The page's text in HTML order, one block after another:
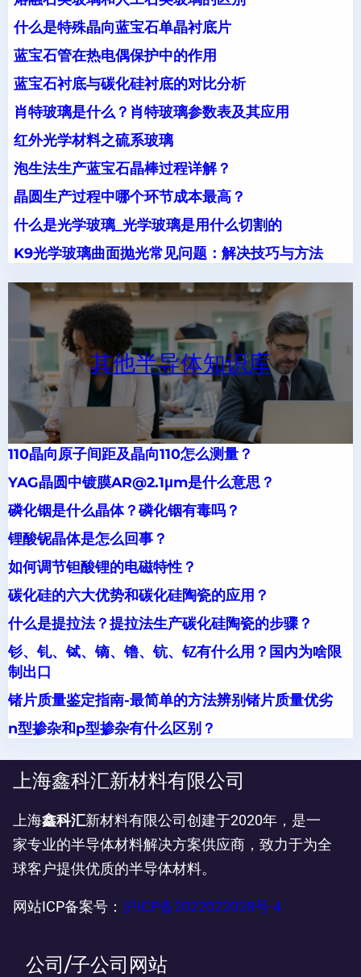
什么是特殊晶向蓝宝石单晶衬底片
蓝宝石管在热电偶保护中的作用
蓝宝石衬底与碳化硅衬底的对比分析
肖特玻璃是什么？肖特玻璃参数表及其应用
红外光学材料之硫系玻璃
泡生法生产蓝宝石晶棒过程详解？
晶圆生产过程中哪个环节成本最高？
什么是光学玻璃_光学玻璃是用什么切割的
K9光学玻璃曲面抛光常见问题：解决技巧与方法
其他半导体知识库
110晶向原子间距及晶向110怎么测量？
YAG晶圆中镀膜AR@2.1μm是什么意思？
磷化铟是什么晶体？磷化铟有毒吗？
锂酸铌晶体是怎么回事？
如何调节钽酸锂的电磁特性？
碳化硅的六大优势和碳化硅陶瓷的应用？
什么是提拉法？提拉法生产碳化硅陶瓷的步骤？
钐、钆、铽、镝、镥、钪、钇有什么用？国内为啥限
制出口
锗片质量鉴定指南-最简单的方法辨别锗片质量优劣
n型掺杂和p型掺杂有什么区别？
上海鑫科汇新材料有限公司
上海鑫科汇新材料有限公司创建于2020年，是一
家专业的半导体材料解决方案供应商，致力于为全
球客户提供优质的半导体材料。
网站ICP备案号： 沪ICP备2022022028号-4
公司/子公司网站